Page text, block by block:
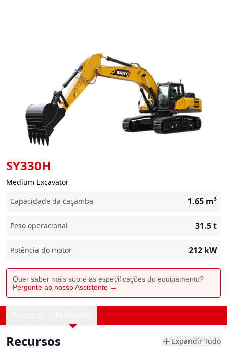
SY330H
Medium Excavator
Capacidade da caçamba
1.65 m³
Peso operacional 31.5t
Potência do motor 212 kW
Quer saber mais sobre as especificações do equipamento?
Pergunte ao nosso Assistente →
Recursos Expandir Tudo